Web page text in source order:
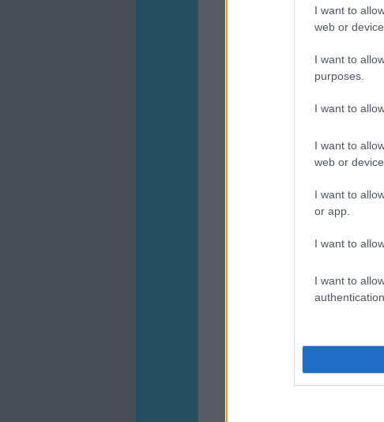
I want to
web or
I want to
purposes.
I want to
I want to
web or
I want to
or app.
I want to
I want to